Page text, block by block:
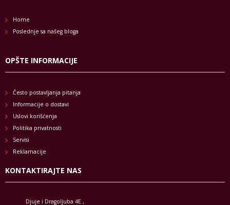
Home
Poslednje sa našeg bloga
OPŠTE INFORMACIJE
Često postavljanja pitanja
Informacije o dostavi
Uslovi korišćenja
Politika privatnosti
Servisi
Reklamacije
KONTAKTIRAJTE NAS
Djuje i Dragoljuba 4E ,